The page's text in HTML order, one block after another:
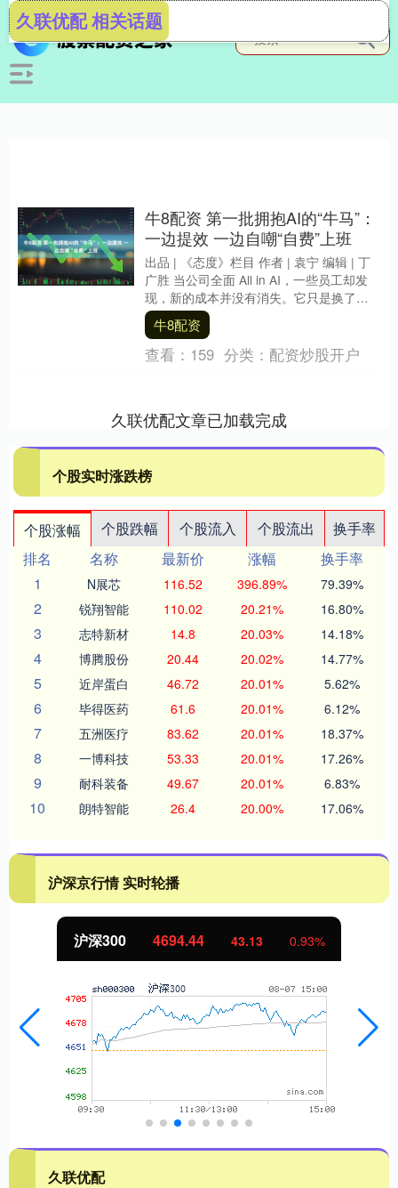
久联优配 相关话题
牛8配资 第一批拥抱AI的“牛马”：
一边提效 一边自嘲“自费”上班
出品 | 《态度》栏目 作者 | 袁宁 编辑 | 丁
广胜 当公司全面 All in AI，一些员工却发
现，新的成本并没有消失。它只是换了一
种方式，回到自己身上。....
牛8配资
查看： 159 分类： 配资炒股开户
久联优配文章已加载完成
个股实时涨跌榜
个股涨幅 个股跌幅 个股流入 个股流出
换手率
排名
名称 最新价 涨幅
换手率
1
N展芯 116.52 396.89% 79.39%
2 锐翔智能 110.02 20.21% 16.80%
3 志特新材 14.8 20.03% 14.18%
4 博腾股份 20.44 20.02% 14.77%
5 近岸蛋白 46.72 20.01% 5.62%
6 毕得医药 61.6 20.01% 6.12%
7 五洲医疗 83.62 20.01% 18.37%
8 一博科技 53.33 20.01% 17.26%
9 耐科装备 49.67 20.01% 6.83%
10 朗特智能 26.4 20.00% 17.06%
沪深京行情 实时轮播
沪深300 4694.44 43.13 0.93%
久联优配